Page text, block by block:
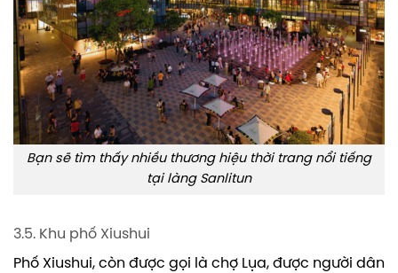
Bạn sẽ tìm thấy nhiều thương hiệu thời trang nổi tiếng
tại làng Sanlitun
3.5. Khu phố Xiushui
Phố Xiushui, còn được gọi là chợ Lụa, được người dân